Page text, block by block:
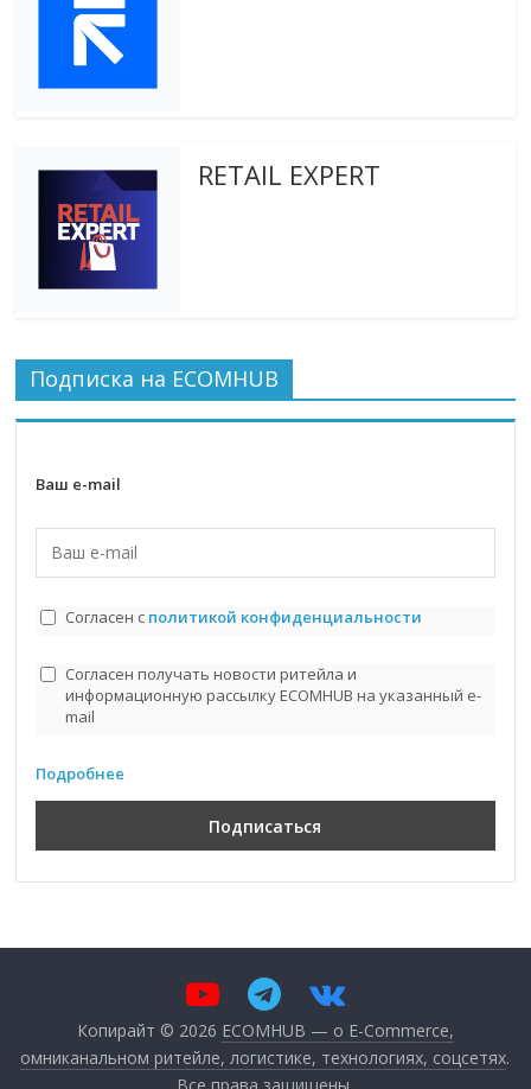
RETAIL EXPERT
Подписка на ECOMHUB
Ваш e-mail
Согласен с политикой конфиденциальности
Согласен получать новости ритейла и
информационную рассылку ECOMHUB на указанный e-
mail
Подробнее
Копирайт © 2026 ECOMHUB — о E-Commerce,
омниканальном ритейле, логистике, технологиях, соцсетях.